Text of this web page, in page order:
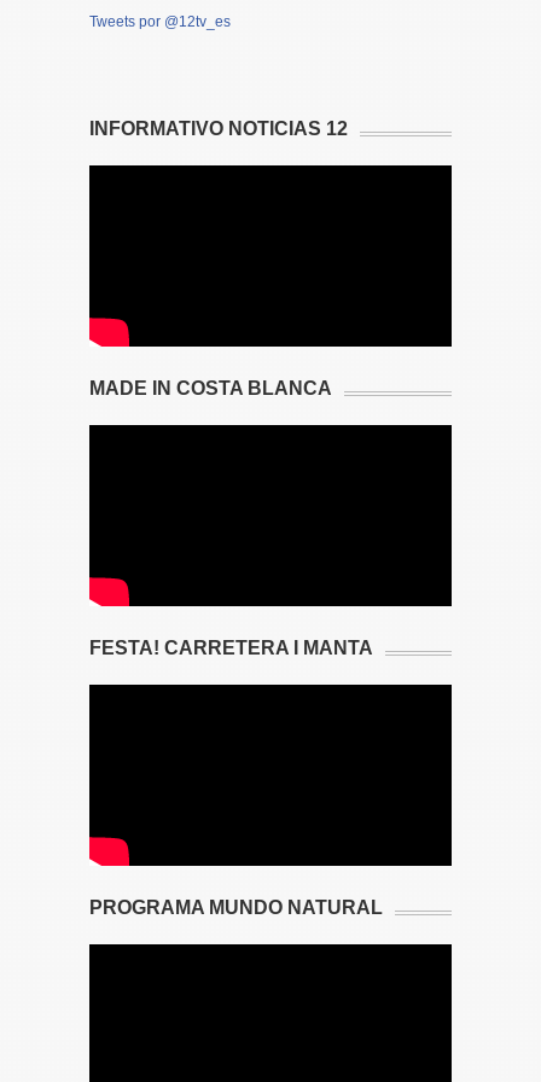
Tweets por @12tv_es
INFORMATIVO NOTICIAS 12
MADE IN COSTA BLANCA
FESTA! CARRETERA I MANTA
PROGRAMA MUNDO NATURAL